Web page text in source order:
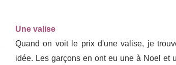
Une valise
Quand on voit le prix d'une valise, je
idée. Les garçons en ont eu une à Noel et